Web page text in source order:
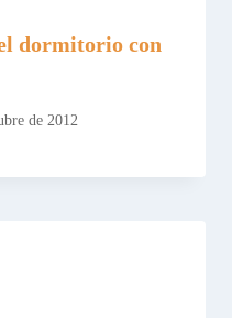
dormitorio con
de 2012